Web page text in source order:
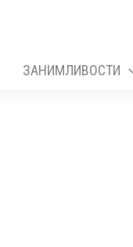
ЗАНИМЛИВОСТИ